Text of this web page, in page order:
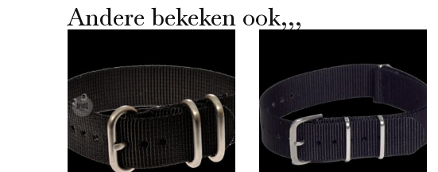
Andere bekeken ook,,,